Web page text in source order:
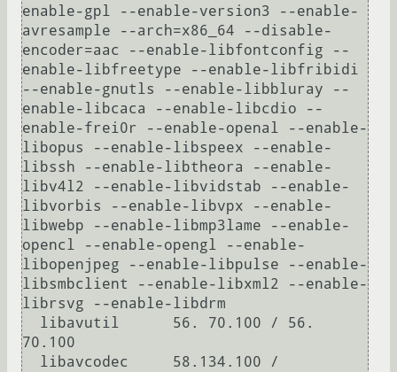
enable-gpl --enable-version3 --enable-
avresample --arch=x86_64 --disable-
encoder=aac --enable-libfontconfig --
enable-libfreetype --enable-libfribidi
--enable-gnutls --enable-libbluray --
enable-libcaca --enable-libcdio --
enable-frei0r --enable-openal --enable-
libopus --enable-libspeex --enable-
libssh --enable-libtheora --enable-
libv4l2 --enable-libvidstab --enable-
libvorbis --enable-libvpx --enable-
libwebp --enable-libmp3lame --enable-
opencl --enable-opengl --enable-
libopenjpeg --enable-libpulse --enable-
libsmbclient --enable-libxml2 --enable-
librsvg --enable-libdrm
70.100